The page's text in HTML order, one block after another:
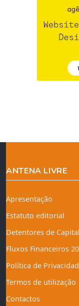
ANTENA LIVRE
Apresentação
Estatuto editorial
Detentores de Capital
Fluxos Financeiros
Política de
Termos de utilização
Contactos